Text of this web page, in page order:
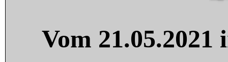
Vom